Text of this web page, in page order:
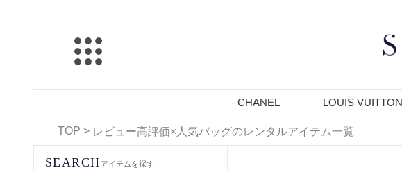
CHANEL LOUIS VUITTON
TOP > レビュー高評価×人気バッグのレンタルアイテム一覧
SEARCH アイテムを探す